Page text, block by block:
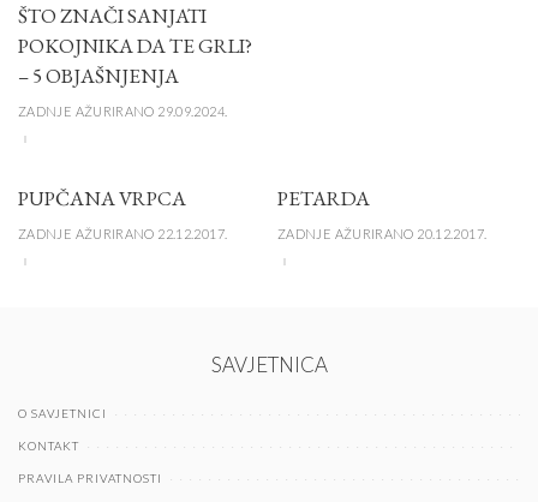
ŠTO ZNAČI SANJATI
POKOJNIKA DA TE GRLI?
– 5 OBJAŠNJENJA
ZADNJE AŽURIRANO 29.09.2024.
PUPČANA VRPCA
ZADNJE AŽURIRANO 22.12.2017.
PETARDA
ZADNJE AŽURIRANO 20.12.2017.
SAVJETNICA
O SAVJETNICI
KONTAKT
PRAVILA PRIVATNOSTI